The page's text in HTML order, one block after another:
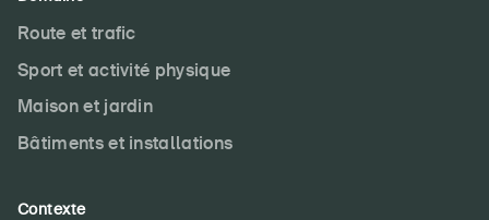
Route et trafic
Sport et activité physique
Maison et jardin
Bâtiments et installations
Contexte